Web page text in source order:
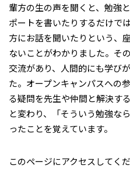
輩方の生の声を聞くと、勉強
ポートを書いたりするだけで
方にお話を聞いたりという、
ないことがわかりました。そ
交流があり、人間的にも学び
た。オープンキャンパスへの
る疑問を先生や仲間と解決す
と変わり、「そういう勉強な
ったことを覚えています。
このページにアクセスしてく